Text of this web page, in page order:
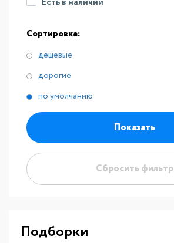
Сортировка:
дешевые
дорогие
по умолчанию
Показать
Сбросить фильтр
Подборки